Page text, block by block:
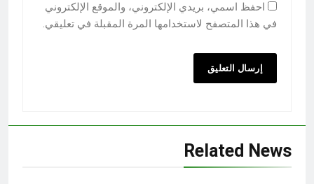
احفظ اسمي، بريدي الإلكتروني، والموقع الإلكتروني
في هذا المتصفح لاستخدامها المرة المقبلة في تعليقي.
Related News